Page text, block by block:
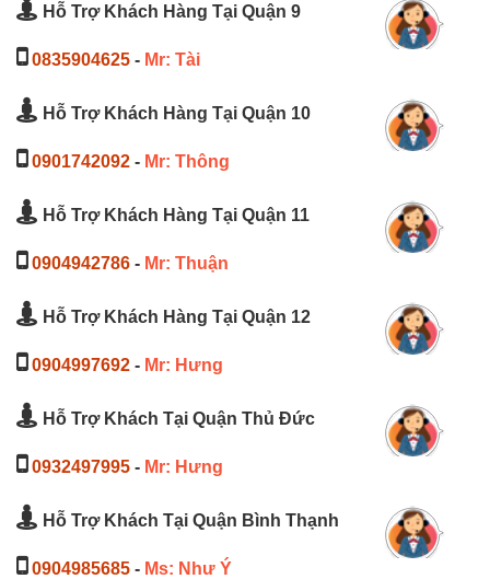
Hỗ Trợ Khách Hàng Tại Quận 9
0835904625 - Mr: Tài
Hỗ Trợ Khách Hàng Tại Quận 10
0901742092 - Mr: Thông
Hỗ Trợ Khách Hàng Tại Quận 11
0904942786 - Mr: Thuận
Hỗ Trợ Khách Hàng Tại Quận 12
0904997692 - Mr: Hưng
Hỗ Trợ Khách Tại Quận Thủ Đức
0932497995 - Mr: Hưng
Hỗ Trợ Khách Tại Quận Bình Thạnh
0904985685 - Ms: Như Ý